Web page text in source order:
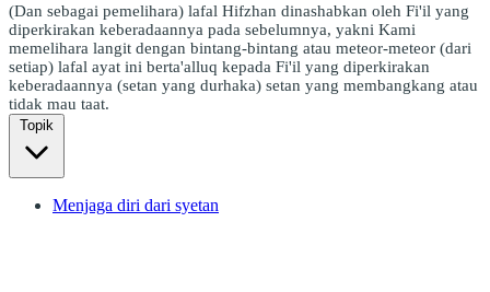
(Dan sebagai pemelihara) lafal Hifzhan dinashabkan oleh Fi'il yang
diperkirakan keberadaannya pada sebelumnya, yakni Kami
memelihara langit dengan bintang-bintang atau meteor-meteor (dari
setiap) lafal ayat ini berta'alluq kepada Fi'il yang diperkirakan
keberadaannya (setan yang durhaka) setan yang membangkang atau
tidak mau taat.
Topik
Menjaga diri dari syetan